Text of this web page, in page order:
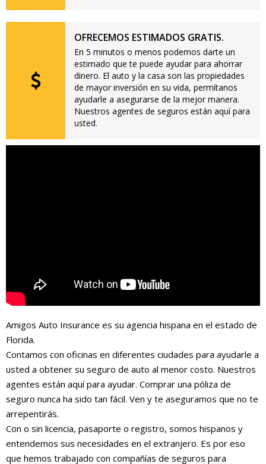
OFRECEMOS ESTIMADOS GRATIS.
En 5 minutos o menos podemos darte un
estimado que te puede ayudar para ahorrar
dinero. El auto y la casa son las propiedades
de mayor inversión en su vida, permítanos
ayudarle a asegurarse de la mejor manera.
Nuestros agentes de seguros están aquí para
usted.
Amigos Auto Insurance es su agencia hispana en el estado de
Florida.
Contamos con oficinas en diferentes ciudades para ayudarle a
usted a obtener su seguro de auto al menor costo. Nuestros
agentes están aquí para ayudar. Comprar una póliza de
seguro nunca ha sido tan fácil. Ven y te aseguramos que no te
arrepentirás.
Con o sin licencia, pasaporte o registro, somos hispanos y
entendemos sus necesidades en el extranjero. Es por eso
que hemos trabajado con compañías de seguros para